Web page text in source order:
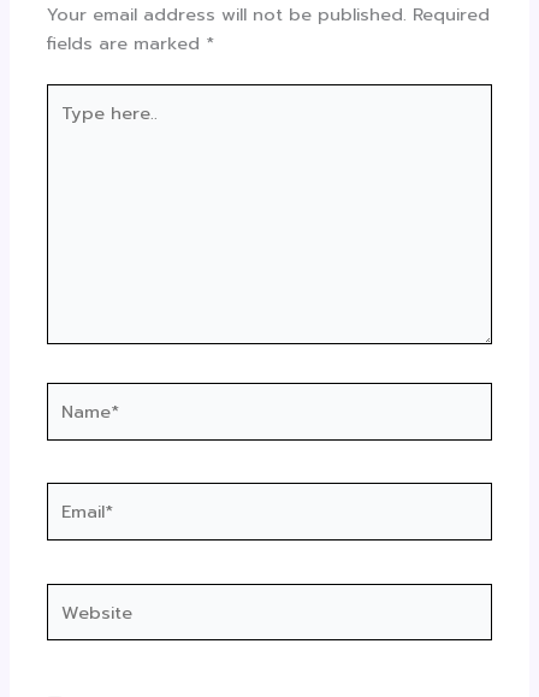
Your email address will not be published. Required
fields are marked *
here..